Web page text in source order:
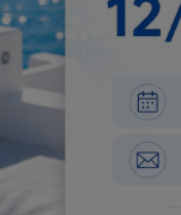
TCL SQD-Mini
TV